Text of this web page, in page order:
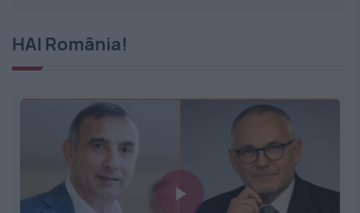
HAI România!